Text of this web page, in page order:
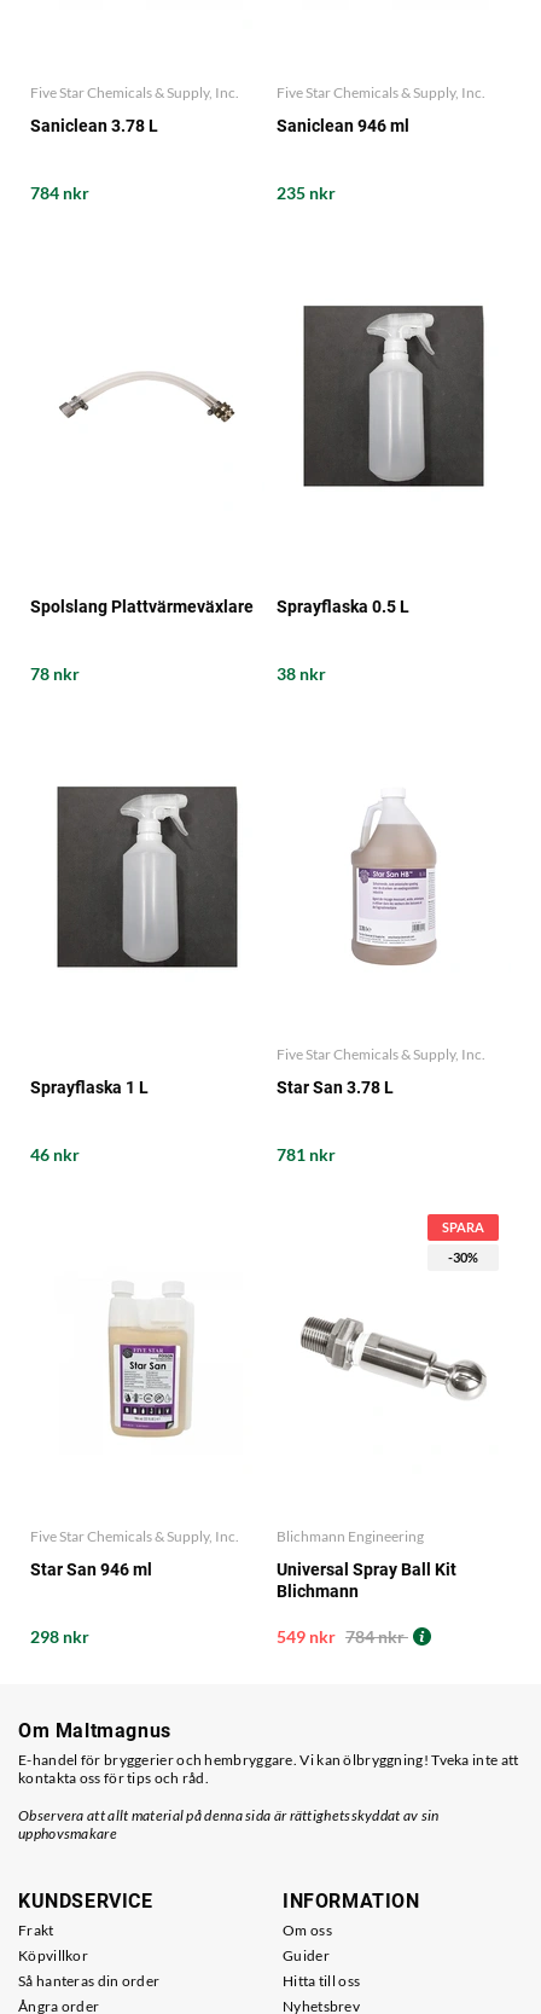
Five Star Chemicals & Supply, Inc.
Saniclean 3.78 L
784 nkr
Five Star Chemicals & Supply, Inc.
Saniclean 946 ml
235 nkr
Spolslang Plattvärmeväxlare
78 nkr
Sprayflaska 0.5 L
38 nkr
Sprayflaska 1 L
46 nkr
Five Star Chemicals & Supply, Inc.
Star San 3.78 L
781 nkr
Five Star Chemicals & Supply, Inc.
Star San 946 ml
298 nkr
SPARA
-30%
Blichmann Engineering
Universal Spray Ball Kit
Blichmann
549 nkr 784 nkr
Om Maltmagnus
E-handel för bryggerier och hembryggare. Vi kan ölbryggning! Tveka inte att
kontakta oss för tips och råd.
Observera att allt material på denna sida är rättighetsskyddat av sin
upphovsmakare
KUNDSERVICE
Frakt
Köpvillkor
Så hanteras din order
Ångra order
INFORMATION
Om oss
Guider
Hitta till oss
Nyhetsbrev